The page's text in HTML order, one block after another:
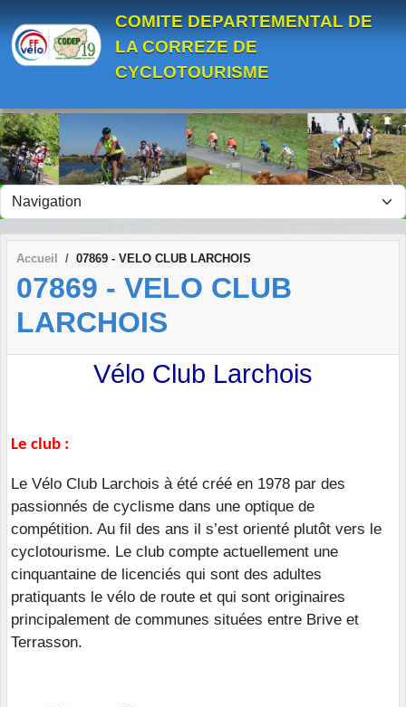
COMITE DEPARTEMENTAL DE
LA CORREZE DE
CYCLOTOURISME
Accueil 07869 - VELO CLUB LARCHOIS
07869 - VELO CLUB
LARCHOIS
Vélo Club Larchois
Le club :
Le Vélo Club Larchois à été créé en 1978 par des
passionnés de cyclisme dans une optique de
compétition. Au fil des ans il s’est orienté plutôt vers le
cyclotourisme. Le club compte actuellement une
cinquantaine de licenciés qui sont des adultes
pratiquants le vélo de route et qui sont originaires
principalement de communes situées entre Brive et
Terrasson.